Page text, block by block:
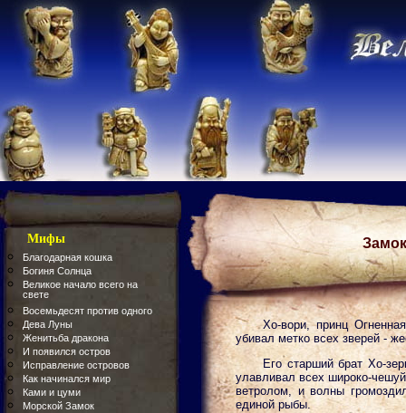
Мифы
Благодарная кошка
Богиня Солнца
Великое начало всего на
свете
Восемьдесят против одного
Дева Луны
Женитьба дракона
И появился остров
Исправление островов
Как начинался мир
Ками и цуми
Морской Замок
Хо-вори, принц
убивал метко всех зверей -
Его старший брат Хо-
улавливал всех широко-
ветролом, и волны
единой рыбы.